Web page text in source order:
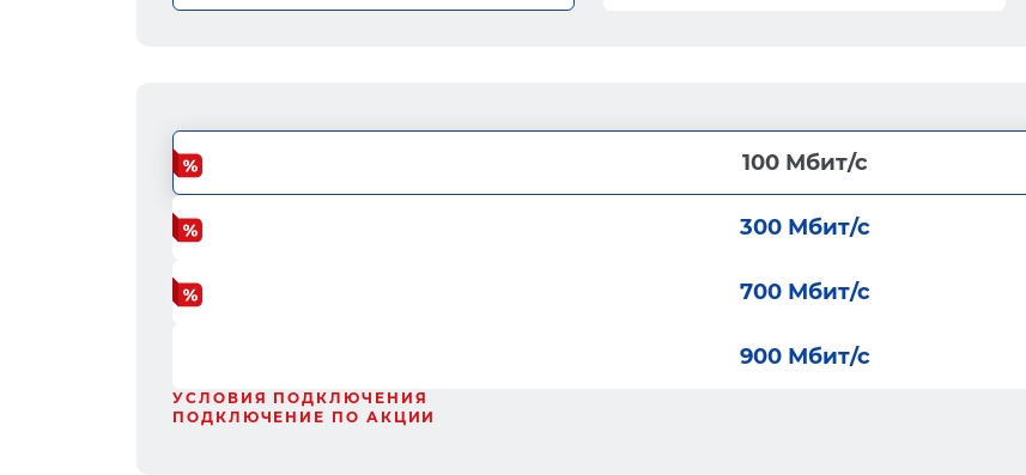
100 Мбит/с
300 Мбит/с
700 Мбит/с
900 Мбит/с
УСЛОВИЯ ПОДКЛЮЧЕНИЯ
ПОДКЛЮЧЕНИЕ ПО АКЦИИ